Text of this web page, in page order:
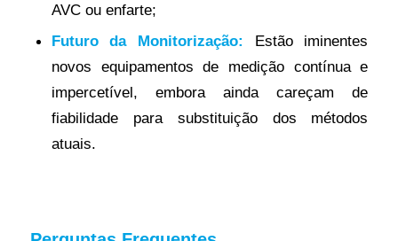
AVC ou enfarte;
Futuro da Monitorização:
Estão iminentes
novos equipamentos de medição contínua e
impercetível, embora ainda careçam de
fiabilidade para substituição dos métodos
atuais.